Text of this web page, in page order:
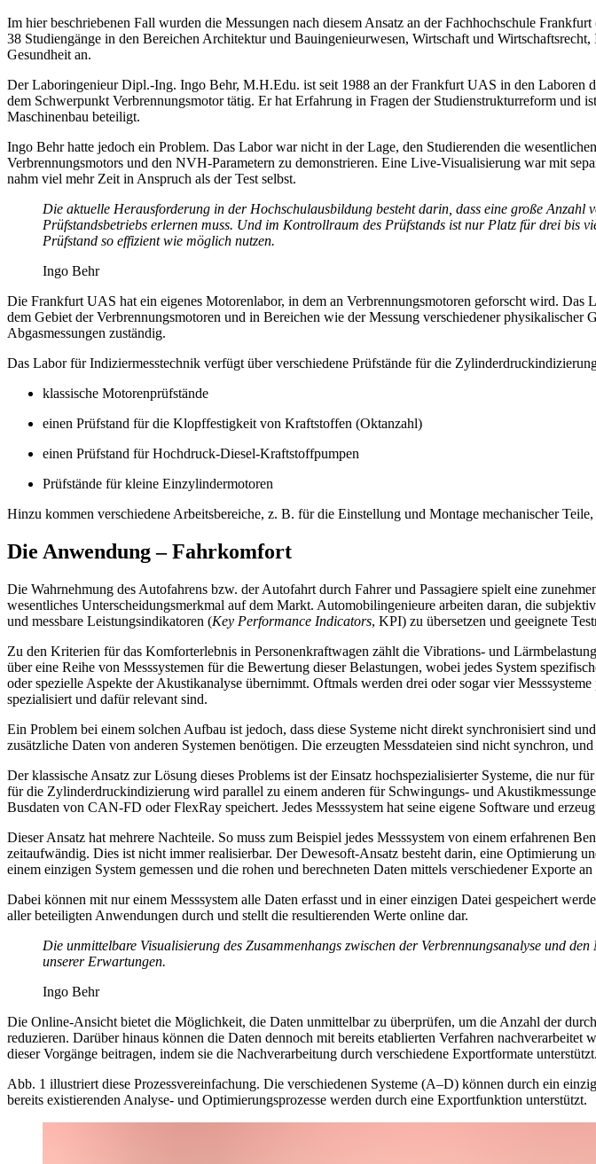
Im hier beschriebenen Fall wurden die Messungen nach diesem Ansatz an der Fachhochschule
38 Studiengänge in den Bereichen Architektur und Bauingenieurwesen, Wirtschaft und
Gesundheit an.
Der Laboringenieur Dipl.-Ing. Ingo Behr, M.H.Edu. ist seit 1988 an der Frankfurt UAS in den Laboren
dem Schwerpunkt Verbrennungsmotor tätig. Er hat Erfahrung in Fragen der Studienstrukturreform und
Maschinenbau beteiligt.
Ingo Behr hatte jedoch ein Problem. Das Labor war nicht in der Lage, den Studierenden die
Verbrennungsmotors und den NVH-Parametern zu demonstrieren. Eine Live-Visualisierung war mit
nahm viel mehr Zeit in Anspruch als der Test selbst.
Die aktuelle Herausforderung in der Hochschulausbildung besteht darin, dass eine große Anzahl
Prüfstandsbetriebs erlernen muss. Und im Kontrollraum des Prüfstands ist nur Platz für drei bis
Prüfstand so effizient wie möglich nutzen.
Ingo Behr
Die Frankfurt UAS hat ein eigenes Motorenlabor, in dem an Verbrennungsmotoren geforscht wird. Das
dem Gebiet der Verbrennungsmotoren und in Bereichen wie der Messung verschiedener physikalischer
Abgasmessungen zuständig.
Das Labor für Indiziermesstechnik verfügt über verschiedene Prüfstände für die
klassische Motorenprüfstände
einen Prüfstand für die Klopffestigkeit von Kraftstoffen (Oktanzahl)
einen Prüfstand für Hochdruck-Diesel-Kraftstoffpumpen
Prüfstände für kleine Einzylindermotoren
Hinzu kommen verschiedene Arbeitsbereiche, z. B. für die Einstellung und Montage mechanischer
Die Anwendung – Fahrkomfort
Die Wahrnehmung des Autofahrens bzw. der Autofahrt durch Fahrer und Passagiere spielt eine
wesentliches Unterscheidungsmerkmal auf dem Markt. Automobilingenieure arbeiten daran, die
und messbare Leistungsindikatoren (Key Performance Indicators, KPI) zu übersetzen und geeignete
Zu den Kriterien für das Komforterlebnis in Personenkraftwagen zählt die Vibrations- und
über eine Reihe von Messsystemen für die Bewertung dieser Belastungen, wobei jedes System
oder spezielle Aspekte der Akustikanalyse übernimmt. Oftmals werden drei oder sogar vier
spezialisiert und dafür relevant sind.
Ein Problem bei einem solchen Aufbau ist jedoch, dass diese Systeme nicht direkt synchronisiert sind
zusätzliche Daten von anderen Systemen benötigen. Die erzeugten Messdateien sind nicht synchron,
Der klassische Ansatz zur Lösung dieses Problems ist der Einsatz hochspezialisierter Systeme, die nur
für die Zylinderdruckindizierung wird parallel zu einem anderen für Schwingungs- und
Busdaten von CAN-FD oder FlexRay speichert. Jedes Messsystem hat seine eigene Software und
Dieser Ansatz hat mehrere Nachteile. So muss zum Beispiel jedes Messsystem von einem erfahrenen
zeitaufwändig. Dies ist nicht immer realisierbar. Der Dewesoft-Ansatz besteht darin, eine Optimierung
einem einzigen System gemessen und die rohen und berechneten Daten mittels verschiedener Exporte
Dabei können mit nur einem Messsystem alle Daten erfasst und in einer einzigen Datei gespeichert
aller beteiligten Anwendungen durch und stellt die resultierenden Werte online dar.
Die unmittelbare Visualisierung des Zusammenhangs zwischen der Verbrennungsanalyse und
unserer Erwartungen.
Ingo Behr
Die Online-Ansicht bietet die Möglichkeit, die Daten unmittelbar zu überprüfen, um die Anzahl der
reduzieren. Darüber hinaus können die Daten dennoch mit bereits etablierten Verfahren
dieser Vorgänge beitragen, indem sie die Nachverarbeitung durch verschiedene Exportformate unterstützt.
Abb. 1 illustriert diese Prozessvereinfachung. Die verschiedenen Systeme (A–D) können durch ein
bereits existierenden Analyse- und Optimierungsprozesse werden durch eine Exportfunktion unterstützt.